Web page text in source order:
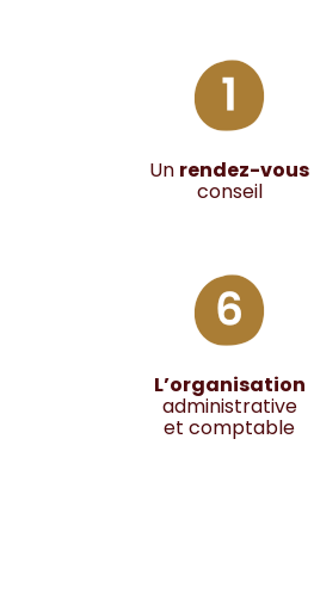
Un rendez-vous
conseil
L’organisation
administrative
et comptable